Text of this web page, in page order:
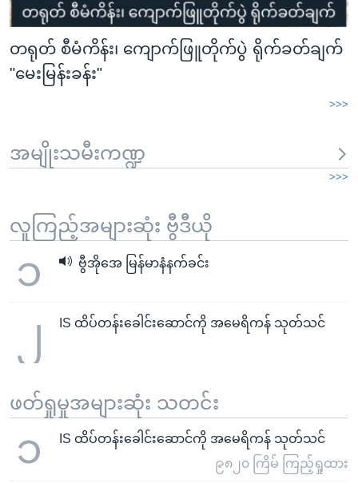
တရုတ် စီမံကိန်း၊ ကျောက်ဖြူတိုက်ပွဲ ရိုက်ခတ်ချက်
"မေးမြန်းခန်း"
>>>
အမျိုးသမီးကဏ္ဍ
>>>
လူကြည့်အများဆုံး ဗွီဒီယို
၁ ဗွီအိုအေ မြန်မာနံနက်ခင်း
၂ IS ထိပ်တန်းခေါင်းဆောင်ကို အမေရိကန် သုတ်သင်
ဖတ်ရှုမှုအများဆုံး သတင်း
၁
IS ထိပ်တန်းခေါင်းဆောင်ကို အမေရိကန် သုတ်သင်
၉၈၂၀ ကြိမ် ကြည့်ရှုထား